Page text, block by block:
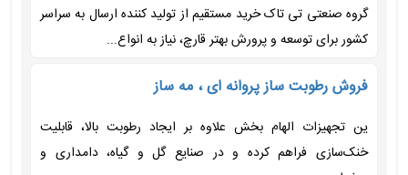
گروه صنعتی تی تاک خرید مستقیم از تولید کننده ارسال به سراسر
کشور برای توسعه و پرورش بهتر قارچ، نیاز به انواع...
فروش رطوبت ساز پروانه ای ، مه ساز
ین تجهیزات الهام بخش علاوه بر ایجاد رطوبت بالا، قابلیت
خنک‌سازی فراهم کرده و در صنایع گل و گیاه، دامداری و